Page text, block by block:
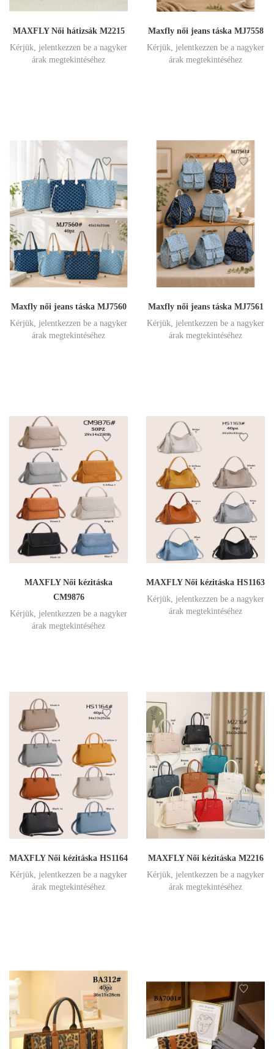
MAXFLY Női hátizsák M2215
Kérjük, jelentkezzen be a nagyker
árak megtekintéséhez
Maxfly női jeans táska MJ7558
Kérjük, jelentkezzen be a nagyker
árak megtekintéséhez
Maxfly női jeans táska MJ7560
Kérjük, jelentkezzen be a nagyker
árak megtekintéséhez
Maxfly női jeans táska MJ7561
Kérjük, jelentkezzen be a nagyker
árak megtekintéséhez
MAXFLY Női kézitáska
CM9876
Kérjük, jelentkezzen be a nagyker
árak megtekintéséhez
MAXFLY Női kézitáska HS1163
Kérjük, jelentkezzen be a nagyker
árak megtekintéséhez
MAXFLY Női kézitáska HS1164
Kérjük, jelentkezzen be a nagyker
árak megtekintéséhez
MAXFLY Női kézitáska M2216
Kérjük, jelentkezzen be a nagyker
árak megtekintéséhez